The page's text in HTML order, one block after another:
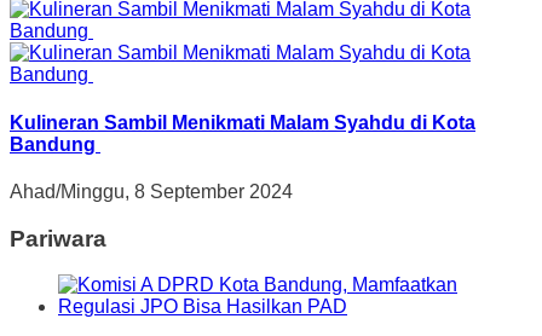
Kulineran Sambil Menikmati Malam Syahdu di Kota
Bandung
Ahad/Minggu, 8 September 2024
Pariwara